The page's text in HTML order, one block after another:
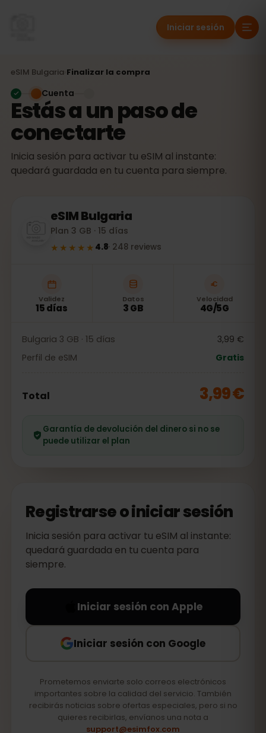
Iniciar sesión
eSIM Bulgaria Finalizar la compra
Estás a un paso de
conectarte
Inicia sesión para activar tu eSIM al instante:
quedará guardada en tu cuenta para siempre.
Cuenta
eSIMBulgaria
Plan 3 GB · 15 días
★★★★★ 4.8· 248 reviews
Validez
15 días
Datos
3 GB
Velocidad
4G/5G
Bulgaria 3 GB · 15 días
3,99 €
Perfil de eSIM
Gratis
Total 3,99 €
Garantía de devolución del dinero si no se
puede utilizar el plan
Registrarse o iniciar sesión
Inicia sesión para activar tu eSIM al instante:
quedará guardada en tu cuenta para
siempre.
Iniciar sesión con Apple
Iniciar sesión con Google
Prometemos enviarte solo correos electrónicos
importantes sobre la calidad del servicio. También
recibirás noticias sobre ofertas especiales, pero si no
quieres recibirlas, envíanos una nota a
support@esimfox.com